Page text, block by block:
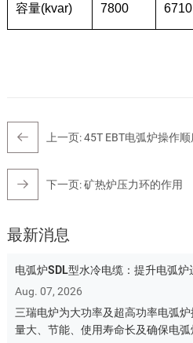
容量(kvar) 7800 6710
上一页:45T EBT电弧炉操作顺
下一页:矿热炉压力环的作用
最新消息
电弧炉SDL型水冷电缆：提升电弧
Aug. 07, 2026
三瑞电炉为大功率及超高功率电弧
量大、节能、使用寿命长及确保电弧